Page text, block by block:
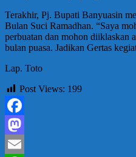
Terakhir, Pj. Bupati Banyuasin
Bulan Suci Ramadhan. “Saya
perbuatan dan mohon diiklaskan
bulan puasa. Jadikan Gertas
Lap. Toto
Post Views: 199
Facebook
Mastodon